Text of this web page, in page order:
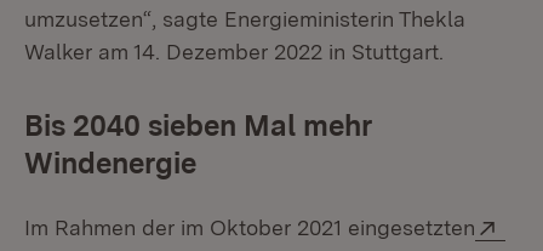
umzusetzen“, sagte Energieministerin Thekla
Walker am 14. Dezember 2022 in Stuttgart.
Bis 2040 sieben Mal mehr
Windenergie
Im Rahmen der im Oktober 2021 eingesetzten